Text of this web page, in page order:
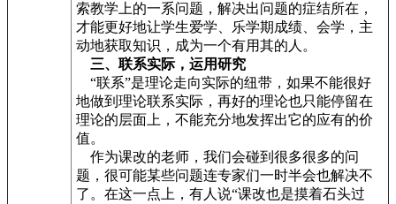
索教学上的一系问题，解决出问题的症结所在，
才能更好地让学生爱学、乐学期成绩、会学，主
动地获取知识，成为一个有用其的人。
三、联系实际，运用研究
“联系”是理论走向实际的纽带，如果不能很好
地做到理论联系实际，再好的理论也只能停留在
理论的层面上，不能充分地发挥出它的应有的价
值。
作为课改的老师，我们会碰到很多很多的问
题，很可能某些问题连专家们一时半会也解决不
了。在这一点上，有人说“课改也是摸着石头过